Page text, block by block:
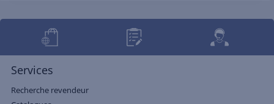
Services
Recherche revendeur